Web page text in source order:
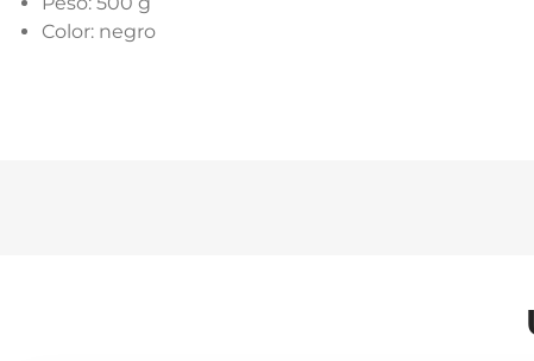
Color: negro